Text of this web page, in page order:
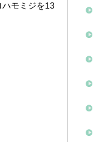
モミジを13